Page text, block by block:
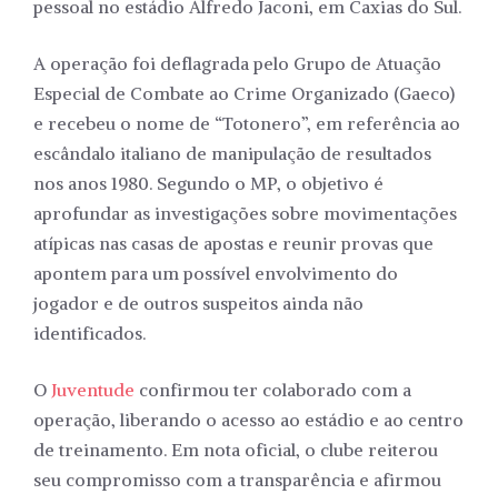
pessoal no estádio Alfredo Jaconi, em Caxias do Sul.
A operação foi deflagrada pelo Grupo de Atuação
Especial de Combate ao Crime Organizado (Gaeco)
e recebeu o nome de “Totonero”, em referência ao
escândalo italiano de manipulação de resultados
nos anos 1980. Segundo o MP, o objetivo é
aprofundar as investigações sobre movimentações
atípicas nas casas de apostas e reunir provas que
apontem para um possível envolvimento do
jogador e de outros suspeitos ainda não
identificados.
O Juventude confirmou ter colaborado com a
operação, liberando o acesso ao estádio e ao centro
de treinamento. Em nota oficial, o clube reiterou
seu compromisso com a transparência e afirmou